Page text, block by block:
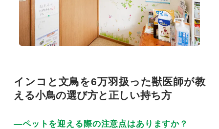
インコと文鳥を6万羽扱った獣医師が教
える小鳥の選び方と正しい持ち方
―ペットを迎える際の注意点はありますか？